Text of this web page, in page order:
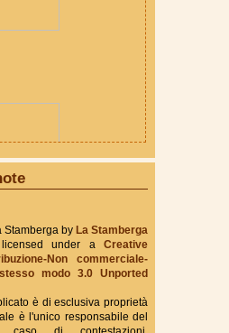
Stamberga by La Stamberga
under a Creative
Non commerciale-
modo 3.0 Unported
è di esclusiva proprietà
è l'unico responsabile del